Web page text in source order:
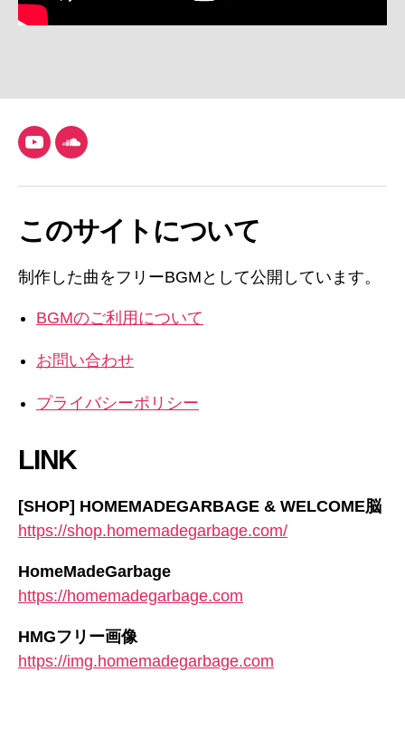
YouTubeSoundCloud
このサイトについて
制作した曲をフリーBGMとして公開しています。
BGMのご利用について
お問い合わせ
プライバシーポリシー
LINK
[SHOP] HOMEMADEGARBAGE & WELCOME脳
https://shop.homemadegarbage.com/
HomeMadeGarbage
https://homemadegarbage.com
HMGフリー画像
https://img.homemadegarbage.com